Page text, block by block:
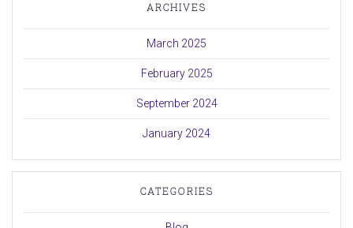
ARCHIVES
March 2025
February 2025
September 2024
January 2024
CATEGORIES